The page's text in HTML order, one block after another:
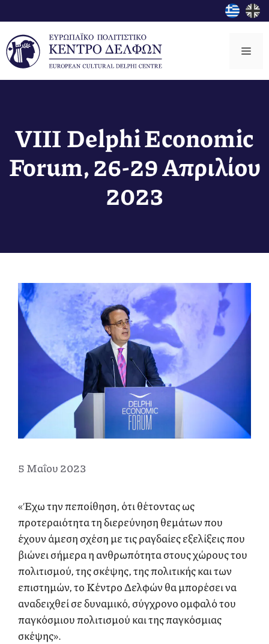
σε
περιεχόμενο
VIII Delphi Economic
Forum, 26-29 Απριλίου
2023
5 Μαΐου 2023
«Έχω την πεποίθηση, ότι θέτοντας ως
προτεραιότητα τη διερεύνηση θεμάτων που
έχουν άμεση σχέση με τις ραγδαίες εξελίξεις που
βιώνει σήμερα η ανθρωπότητα στους χώρους του
πολιτισμού, της σκέψης, της πολιτικής και των
επιστημών, το Κέντρο Δελφών θα μπορέσει να
αναδειχθεί σε δυναμικό, σύγχρονο ομφαλό του
παγκόσμιου πολιτισμού και της παγκόσμιας
σκέψης».